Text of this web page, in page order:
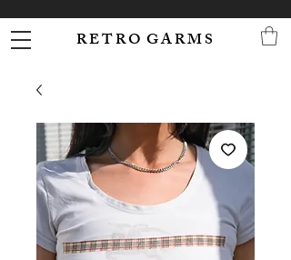
R E T R O G A R M S